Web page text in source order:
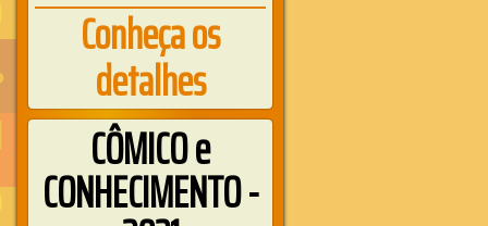
Conheça os
detalhes
CÔMICO e
CONHECIMENTO -